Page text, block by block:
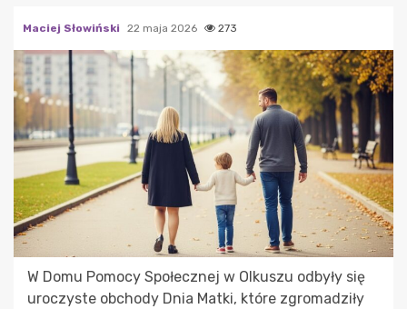
Maciej Słowiński 22 maja 2026 273
W Domu Pomocy Społecznej w Olkuszu odbyły się
uroczyste obchody Dnia Matki, które zgromadziły